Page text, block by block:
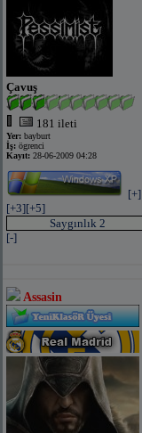
Çavuş
181 ileti
Yer: bayburt
İş: ögrenci
Kayıt: 28-06-2009 04:28
[+]
[+3][+5]
Saygınlık 2
[-]
Assasin